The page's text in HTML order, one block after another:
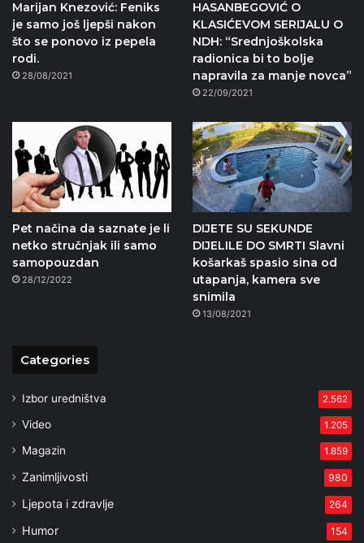
Marijan Knezović: Feniks
je samo još ljepši nakon
što se ponovo iz pepela
rodi.
28/08/2021
HASANBEGOVIĆ O
KLASIĆEVOM SERIJALU O
NDH: “Srednjoškolska
radionica bi to bolje
napravila za manje novca”
22/09/2021
Pet načina da saznate je li
netko stručnjak ili samo
samopouzdan
28/12/2022
DIJETE SU SEKUNDE
DIJELILE DO SMRTI Slavni
košarkaš spasio sina od
utapanja, kamera sve
snimila
13/08/2021
Categories
Izbor uredništva 2.562
Video 1.205
Magazin 1.859
Zanimljivosti 980
Ljepota i zdravlje 264
Humor 154